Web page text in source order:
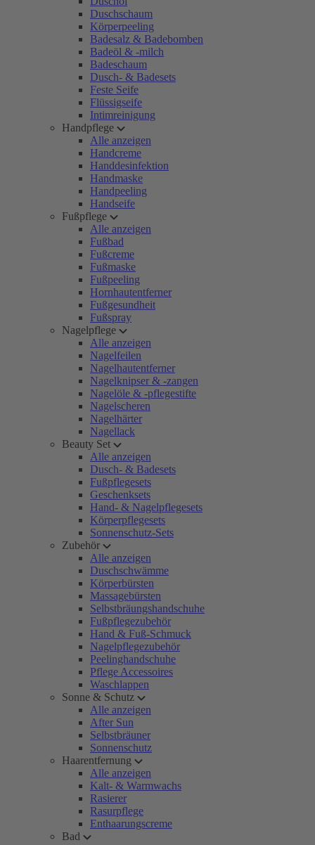
Duschschaum
Körperpeeling
Badesalz & Badebomben
Badeöl & -milch
Badeschaum
Dusch- & Badesets
Feste Seife
Flüssigseife
Intimreinigung
Handpflege
Alle anzeigen
Handcreme
Handdesinfektion
Handmaske
Handpeeling
Handseife
Fußpflege
Alle anzeigen
Fußbad
Fußcreme
Fußmaske
Fußpeeling
Hornhautentferner
Fußgesundheit
Fußspray
Nagelpflege
Alle anzeigen
Nagelfeilen
Nagelhautentferner
Nagelknipser & -zangen
Nagelöle & -pflegestifte
Nagelscheren
Nagelhärter
Nagellack
Beauty Set
Alle anzeigen
Dusch- & Badesets
Fußpflegesets
Geschenksets
Hand- & Nagelpflegesets
Körperpflegesets
Sonnenschutz-Sets
Zubehör
Alle anzeigen
Duschschwämme
Körperbürsten
Massagebürsten
Selbstbräungshandschuhe
Fußpflegezubehör
Hand & Fuß-Schmuck
Nagelpflegezubehör
Peelinghandschuhe
Pflege Accessoires
Waschlappen
Sonne & Schutz
Alle anzeigen
After Sun
Selbstbräuner
Sonnenschutz
Haarentfernung
Alle anzeigen
Kalt- & Warmwachs
Rasierer
Rasurpflege
Enthaarungscreme
Bad